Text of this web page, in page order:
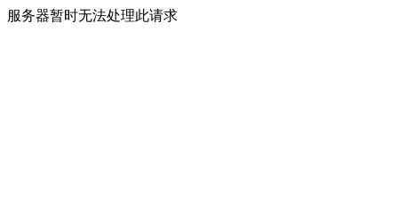
服务器暂时无法处理此请求